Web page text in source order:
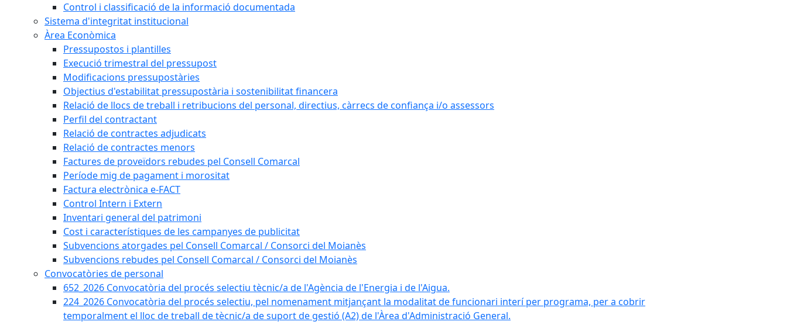
Control i classificació de la informació documentada
Sistema d'integritat institucional
Àrea Econòmica
Pressupostos i plantilles
Execució trimestral del pressupost
Modificacions pressupostàries
Objectius d'estabilitat pressupostària i sostenibilitat financera
Relació de llocs de treball i retribucions del personal, directius, càrrecs de confiança i/o assessors
Perfil del contractant
Relació de contractes adjudicats
Relació de contractes menors
Factures de proveïdors rebudes pel Consell Comarcal
Període mig de pagament i morositat
Factura electrònica e-FACT
Control Intern i Extern
Inventari general del patrimoni
Cost i característiques de les campanyes de publicitat
Subvencions atorgades pel Consell Comarcal / Consorci del Moianès
Subvencions rebudes pel Consell Comarcal / Consorci del Moianès
Convocatòries de personal
652_2026 Convocatòria del procés selectiu tècnic/a de l'Agència de l'Energia i de l'Aigua.
224_2026 Convocatòria del procés selectiu, pel nomenament mitjançant la modalitat de funcionari interí per programa, per a cobrir
temporalment el lloc de treball de tècnic/a de suport de gestió (A2) de l'Àrea d'Administració General.